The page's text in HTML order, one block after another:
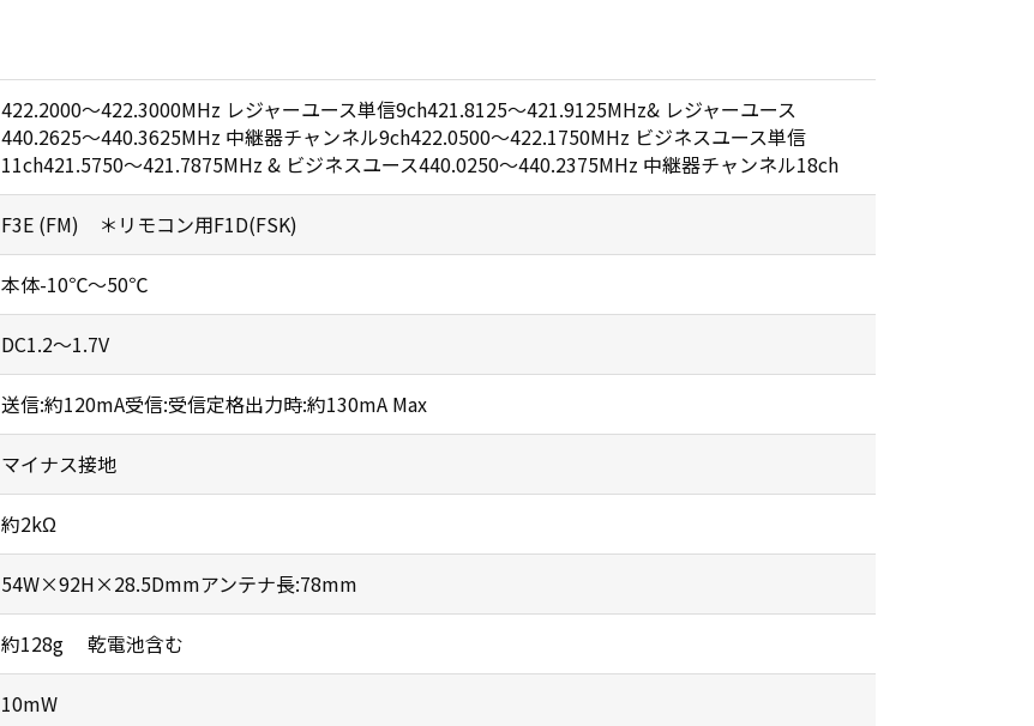
422.2000～422.3000MHz レジャーユース単信9ch421.8125～421.9125MHz& レジャーユース
440.2625～440.3625MHz 中継器チャンネル9ch422.0500～422.1750MHz ビジネスユース単信
11ch421.5750～421.7875MHz & ビジネスユース440.0250～440.2375MHz 中継器チャンネル18ch
F3E (FM) ＊リモコン用F1D(FSK)
本体-10℃～50℃
DC1.2～1.7V
送信:約120mA受信:受信定格出力時:約130mA Max
マイナス接地
約2kΩ
54W×92H×28.5Dmmアンテナ長:78mm
約128g 乾電池含む
10mW